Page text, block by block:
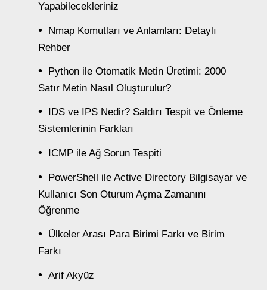
Yapabilecekleriniz
Nmap Komutları ve Anlamları: Detaylı
Rehber
Python ile Otomatik Metin Üretimi: 2000
Satır Metin Nasıl Oluşturulur?
IDS ve IPS Nedir? Saldırı Tespit ve Önleme
Sistemlerinin Farkları
ICMP ile Ağ Sorun Tespiti
PowerShell ile Active Directory Bilgisayar ve
Kullanıcı Son Oturum Açma Zamanını
Öğrenme
Ülkeler Arası Para Birimi Farkı ve Birim
Farkı
Arif Akyüz